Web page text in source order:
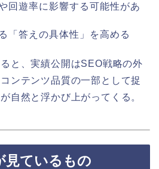
回遊率に影響する可能性があ
「答えの具体性」を高める
と、実績公開はSEO戦略の外
ンテンツ品質の一部として捉
自然と浮かび上がってくる。
見ているもの